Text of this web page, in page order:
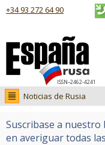
ISSN–2462-4241
+34 93 272 64 90
Noticias de Rusia
Noticias de Rusia
Fotos
Suscribase a
en averiguar todas